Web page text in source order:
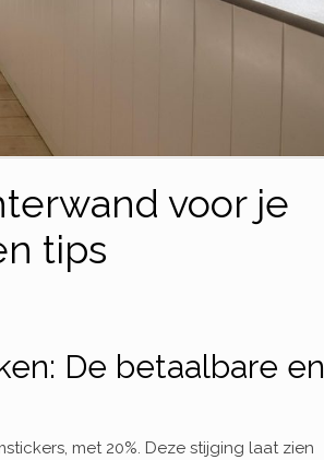
voor je
tips
De betaalbare en
met 20%. Deze stijging laat zien